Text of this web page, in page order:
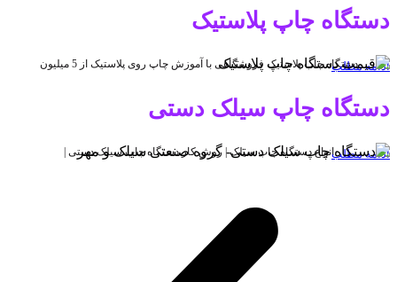
دستگاه چاپ پلاستیک
دستگاه چاپ پلاستیک فروشگاهی با آموزش چاپ روی پلاستیک از 5 میلیونادامه مطلب
دستگاه چاپ سیلک دستی
انواع دستگاه چاپ سیلک | روش کار دستگاه چاپ سیلک دستی |ادامه مطلب